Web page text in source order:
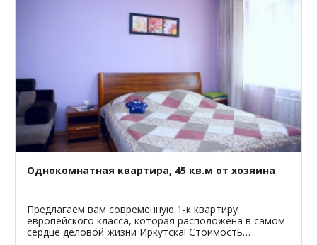
Однокомнатная квартира, 45 кв.м от хозяина
Предлагаем вам современную 1-к квартиру
европейского класса, которая расположена в самом
сердце деловой жизни Иркутска! Стоимость